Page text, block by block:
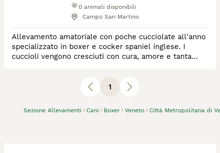
Sezione Allevamenti Cani Boxer Veneto Città Metropolitana di
0 animali disponibili
Campo San Martino
Allevamento amatoriale con poche cucciolate all'anno
specializzato in boxer e cocker spaniel inglese. I
cuccioli vengono cresciuti con cura, amore e tanta
1